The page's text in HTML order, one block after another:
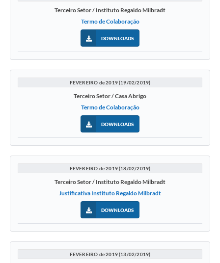
Terceiro Setor / Instituto Regaldo Milbradt
Termo de Colaboração
DOWNLOADS
FEVEREIRO de 2019 (19/02/2019)
Terceiro Setor / Casa Abrigo
Termo de Colaboração
DOWNLOADS
FEVEREIRO de 2019 (18/02/2019)
Terceiro Setor / Instituto Regaldo Milbradt
Justificativa Instituto Regaldo Milbradt
DOWNLOADS
FEVEREIRO de 2019 (13/02/2019)